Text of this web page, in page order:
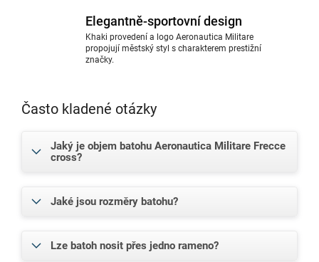
Elegantně-sportovní design
Khaki provedení a logo Aeronautica Militare
propojují městský styl s charakterem prestižní
značky.
Často kladené otázky
Jaký je objem batohu Aeronautica Militare Frecce
cross?
Jaké jsou rozměry batohu?
Lze batoh nosit přes jedno rameno?